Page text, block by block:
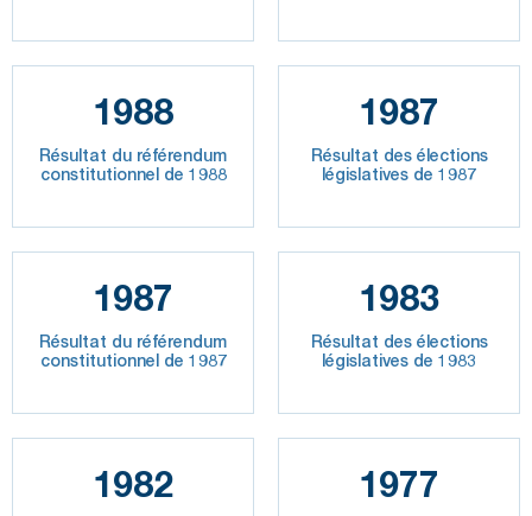
1988
Résultat du référendum
constitutionnel de 1988
1987
Résultat des élections
législatives de 1987
1987
Résultat du référendum
constitutionnel de 1987
1983
Résultat des élections
législatives de 1983
1982 1977